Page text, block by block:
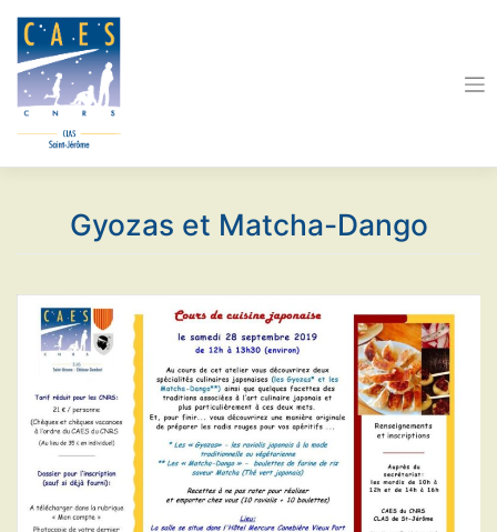
content
Gyozas et Matcha-Dango